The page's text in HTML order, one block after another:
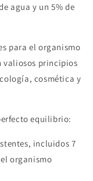
agua y un 5% de
para el organismo
valiosos principios
cosmética y
equilibrio:
incluidos 7
organismo